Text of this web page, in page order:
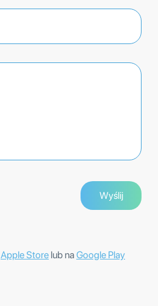
Apple Store lub naGoogle Play